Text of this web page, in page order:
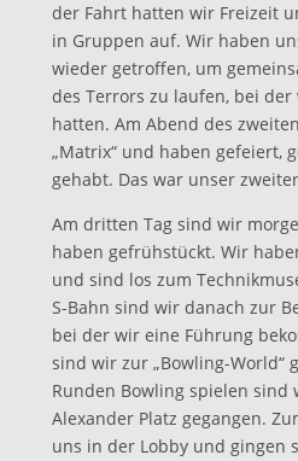
der Fahrt hatten wir Freizeit
in Gruppen auf. Wir haben
wieder getroffen, um
des Terrors zu laufen, bei
hatten. Am Abend des
„Matrix“ und haben gefeiert,
gehabt. Das war unser
Am dritten Tag sind wir
haben gefrühstückt. Wir
und sind los zum
S-Bahn sind wir danach zur
bei der wir eine Führung
sind wir zur „Bowling-World“
Runden Bowling spielen sind
Alexander Platz gegangen.
uns in der Lobby und gingen